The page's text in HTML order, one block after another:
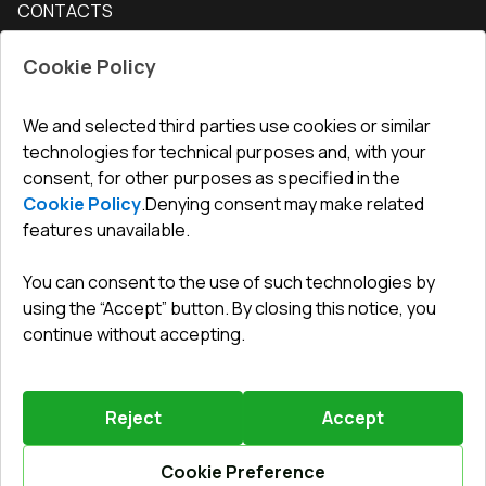
Interior doors
How to measure windows
For companies, cooperation
Conditions for returning goods
Guarantee
CONTACTS
undefined(undefined)
info@toptechnik.com.pl
Polityka prywatności
REGULAMIN
©2026.All right reserved.Powered byVitrager.com.
Report a problem?
Cookie Policy
We and selected third parties use cookies or similar
technologies for technical purposes and, with your
consent, for other purposes as specified in the
Cookie Policy.Denying consent may make related
features unavailable.
You can consent to the use of such technologies by
using the “Accept” button. By closing this notice, you
continue without accepting.
Reject Accept
Cookie Preference